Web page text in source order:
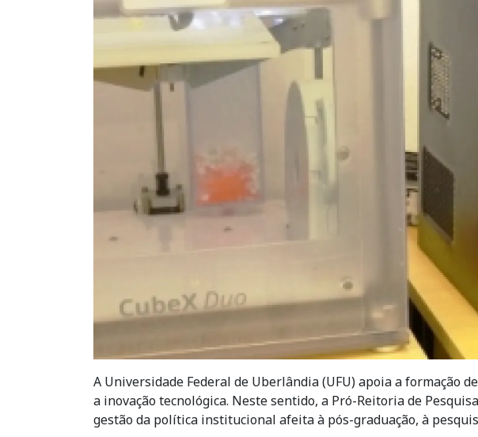
A Universidade Federal de Uberlândia (UFU) apoia a formação
a inovação tecnológica. Neste sentido, a Pró-Reitoria de
gestão da política institucional afeita à pós-graduação, à